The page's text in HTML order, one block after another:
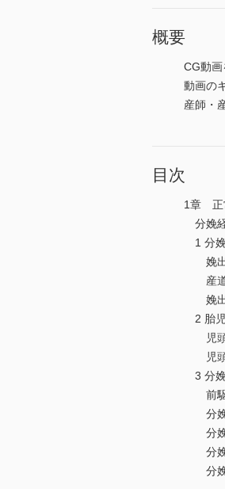
概要
CG動
動画の
産師・
目次
1章 正
分娩
1 分
娩出
産道
娩出
2 胎
児頭
児頭
3 分
前駆
分娩
分娩
分娩
分娩